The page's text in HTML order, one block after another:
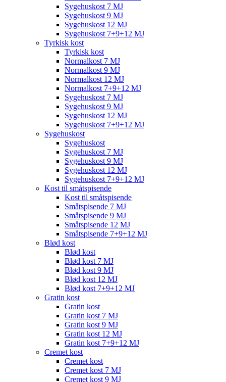
Sygehuskost 7 MJ
Sygehuskost 9 MJ
Sygehuskost 12 MJ
Sygehuskost 7+9+12 MJ
Tyrkisk kost
Tyrkisk kost
Normalkost 7 MJ
Normalkost 9 MJ
Normalkost 12 MJ
Normalkost 7+9+12 MJ
Sygehuskost 7 MJ
Sygehuskost 9 MJ
Sygehuskost 12 MJ
Sygehuskost 7+9+12 MJ
Sygehuskost
Sygehuskost
Sygehuskost 7 MJ
Sygehuskost 9 MJ
Sygehuskost 12 MJ
Sygehuskost 7+9+12 MJ
Kost til småtspisende
Kost til småtspisende
Småtspisende 7 MJ
Småtspisende 9 MJ
Småtspisende 12 MJ
Småtspisende 7+9+12 MJ
Blød kost
Blød kost
Blød kost 7 MJ
Blød kost 9 MJ
Blød kost 12 MJ
Blød kost 7+9+12 MJ
Gratin kost
Gratin kost
Gratin kost 7 MJ
Gratin kost 9 MJ
Gratin kost 12 MJ
Gratin kost 7+9+12 MJ
Cremet kost
Cremet kost
Cremet kost 7 MJ
Cremet kost 9 MJ